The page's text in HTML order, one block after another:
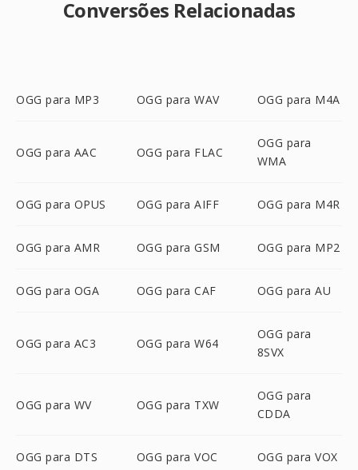
Conversões Relacionadas
OGG para MP3 OGG para WAV OGG para M4A
OGG para AAC OGG para FLAC
OGG para
WMA
OGG para OPUS OGG para AIFF OGG para M4R
OGG para AMR OGG para GSM OGG para MP2
OGG para OGA OGG para CAF OGG para AU
OGG para AC3 OGG para W64
OGG para
8SVX
OGG para WV OGG para TXW
OGG para
CDDA
OGG para DTS OGG para VOC OGG para VOX